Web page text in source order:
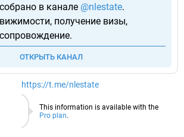
в канале @nlestate.
получение визы,
ОТКРЫТЬ КАНАЛ
https://t.me/nlestate
This information is available with the
Pro plan.
06.08.2026
EURO